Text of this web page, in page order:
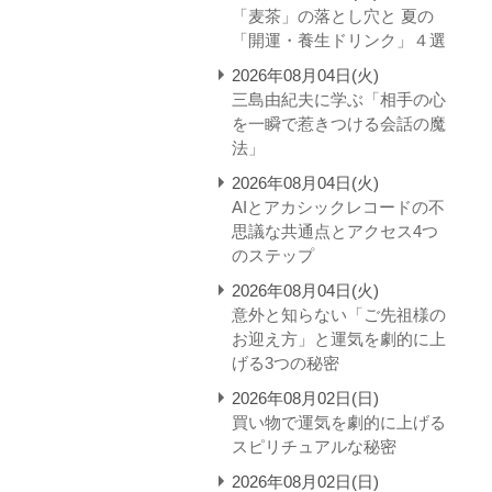
「麦茶」の落とし穴と 夏の
「開運・養生ドリンク」４選
2026年08月04日(火)
三島由紀夫に学ぶ「相手の心
を一瞬で惹きつける会話の魔
法」
2026年08月04日(火)
AIとアカシックレコードの不
思議な共通点とアクセス4つ
のステップ
2026年08月04日(火)
意外と知らない「ご先祖様の
お迎え方」と運気を劇的に上
げる3つの秘密
2026年08月02日(日)
買い物で運気を劇的に上げる
スピリチュアルな秘密
2026年08月02日(日)